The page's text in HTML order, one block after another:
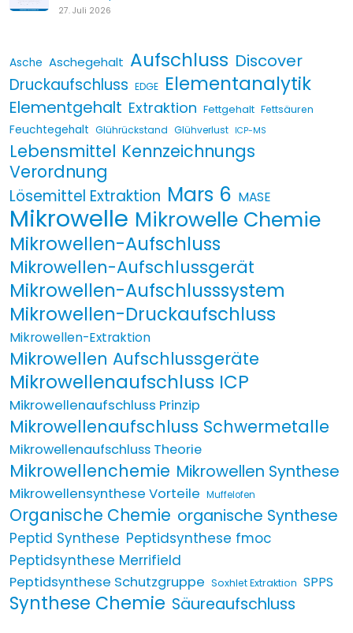
27. Juli 2026
Asche Aschegehalt Aufschluss Discover
Druckaufschluss EDGE Elementanalytik
Elementgehalt Extraktion Fettgehalt Fettsäuren
Feuchtegehalt Glührückstand Glühverlust ICP-MS
Lebensmittel Kennzeichnungs
Verordnung
Lösemittel Extraktion Mars 6 MASE
Mikrowelle Mikrowelle Chemie
Mikrowellen-Aufschluss
Mikrowellen-Aufschlussgerät
Mikrowellen-Aufschlusssystem
Mikrowellen-Druckaufschluss
Mikrowellen-Extraktion
Mikrowellen Aufschlussgeräte
Mikrowellenaufschluss ICP
Mikrowellenaufschluss Prinzip
Mikrowellenaufschluss Schwermetalle
Mikrowellenaufschluss Theorie
Mikrowellenchemie Mikrowellen Synthese
Mikrowellensynthese Vorteile Muffelofen
Organische Chemie organische Synthese
Peptid Synthese Peptidsynthese fmoc
Peptidsynthese Merrifield
Peptidsynthese Schutzgruppe Soxhlet Extraktion SPPS
Synthese Chemie Säureaufschluss